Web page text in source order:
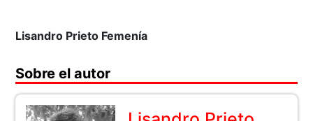
Lisandro Prieto Femenía
Sobre el autor